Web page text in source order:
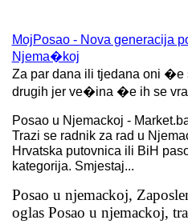
MojPosao - Nova generacija
Njema�koj
Za par dana ili tjedana oni �e
drugih jer ve�ina �e ih se
Posao u Njemackoj -
Trazi se radnik za rad u
Hrvatska putovnica ili BiH
kategorija. Smjestaj...
Posao u njemackoj,
oglas Posao u njemackoj,